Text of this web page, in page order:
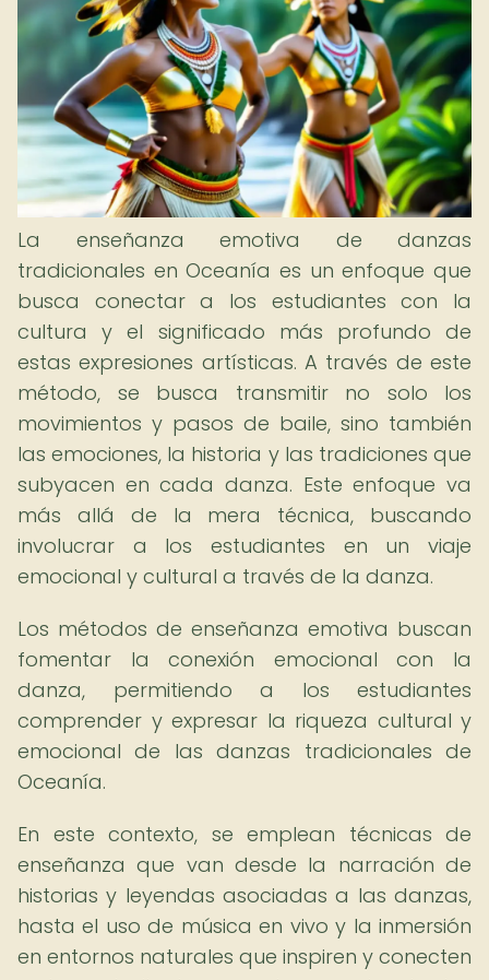
La enseñanza emotiva de danzas
tradicionales en Oceanía es un enfoque que
busca conectar a los estudiantes con la
cultura y el significado más profundo de
estas expresiones artísticas. A través de este
método, se busca transmitir no solo los
movimientos y pasos de baile, sino también
las emociones, la historia y las tradiciones que
subyacen en cada danza. Este enfoque va
más allá de la mera técnica, buscando
involucrar a los estudiantes en un viaje
emocional y cultural a través de la danza.
Los métodos de enseñanza emotiva buscan
fomentar la conexión emocional con la
danza, permitiendo a los estudiantes
comprender y expresar la riqueza cultural y
emocional de las danzas tradicionales de
Oceanía.
En este contexto, se emplean técnicas de
enseñanza que van desde la narración de
historias y leyendas asociadas a las danzas,
hasta el uso de música en vivo y la inmersión
en entornos naturales que inspiren y conecten